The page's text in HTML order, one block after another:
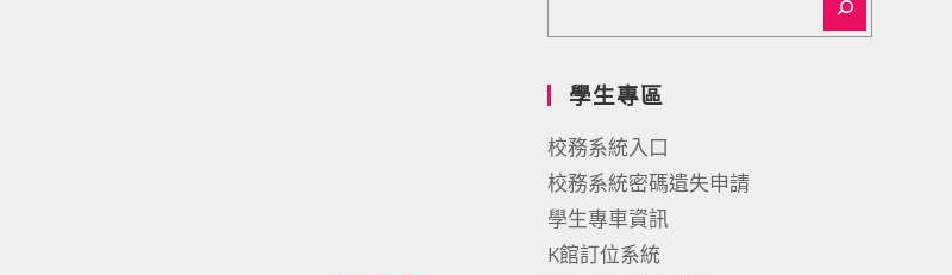
學生專區
校務系統入口
校務系統密碼遺失申請
學生專車資訊
K館訂位系統